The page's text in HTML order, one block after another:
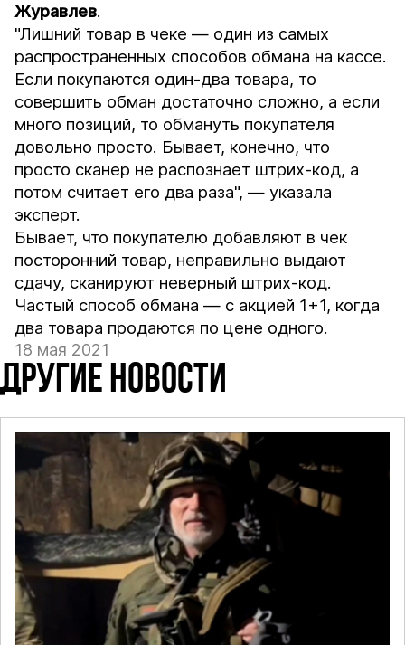
Журавлев.
"Лишний товар в чеке — один из самых
распространенных способов обмана на кассе.
Если покупаются один-два товара, то
совершить обман достаточно сложно, а если
много позиций, то обмануть покупателя
довольно просто. Бывает, конечно, что
просто сканер не распознает штрих-код, а
потом считает его два раза", — указала
эксперт.
Бывает, что покупателю добавляют в чек
посторонний товар, неправильно выдают
сдачу, сканируют неверный штрих-код.
Частый способ обмана — с акцией 1+1, когда
два товара продаются по цене одного.
18 мая 2021
ДРУГИЕ НОВОСТИ